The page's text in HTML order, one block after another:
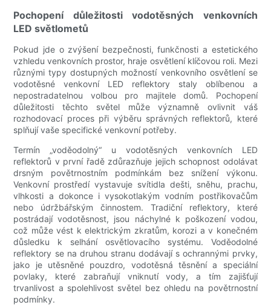
Pochopení důležitosti vodotěsných venkovních
LED světlometů
Pokud jde o zvýšení bezpečnosti, funkčnosti a estetického
vzhledu venkovních prostor, hraje osvětlení klíčovou roli. Mezi
různými typy dostupných možností venkovního osvětlení se
vodotěsné venkovní LED reflektory staly oblíbenou a
nepostradatelnou volbou pro majitele domů. Pochopení
důležitosti těchto světel může významně ovlivnit váš
rozhodovací proces při výběru správných reflektorů, které
splňují vaše specifické venkovní potřeby.
Termín „voděodolný“ u vodotěsných venkovních LED
reflektorů v první řadě zdůrazňuje jejich schopnost odolávat
drsným povětrnostním podmínkám bez snížení výkonu.
Venkovní prostředí vystavuje svítidla dešti, sněhu, prachu,
vlhkosti a dokonce i vysokotlakým vodním postřikovačům
nebo údržbářským činnostem. Tradiční reflektory, které
postrádají vodotěsnost, jsou náchylné k poškození vodou,
což může vést k elektrickým zkratům, korozi a v konečném
důsledku k selhání osvětlovacího systému. Voděodolné
reflektory se na druhou stranu dodávají s ochrannými prvky,
jako je utěsněné pouzdro, vodotěsná těsnění a speciální
povlaky, které zabraňují vniknutí vody, a tím zajišťují
trvanlivost a spolehlivost světel bez ohledu na povětrnostní
podmínky.